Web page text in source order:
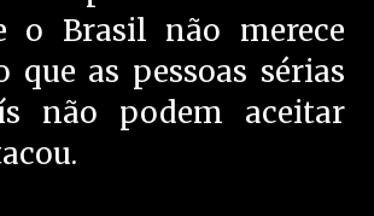
o Brasil não merece
que as pessoas sérias
não podem aceitar